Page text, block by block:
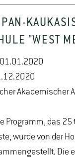
"WEST
01.01.2020
Akademischer
Programm, das
wurde von der
Die